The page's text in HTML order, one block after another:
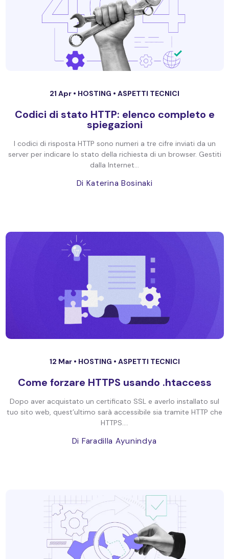
21 Apr • HOSTING • ASPETTI TECNICI
Codici di stato HTTP: elenco completo e
spiegazioni
I codici di risposta HTTP sono numeri a tre cifre inviati da un
server per indicare lo stato della richiesta di un browser. Gestiti
dalla Internet...
Di Katerina Bosinaki
12 Mar • HOSTING • ASPETTI TECNICI
Come forzare HTTPS usando .htaccess
Dopo aver acquistato un certificato SSL e averlo installato sul
tuo sito web, quest’ultimo sarà accessibile sia tramite HTTP che
HTTPS....
Di Faradilla Ayunindya